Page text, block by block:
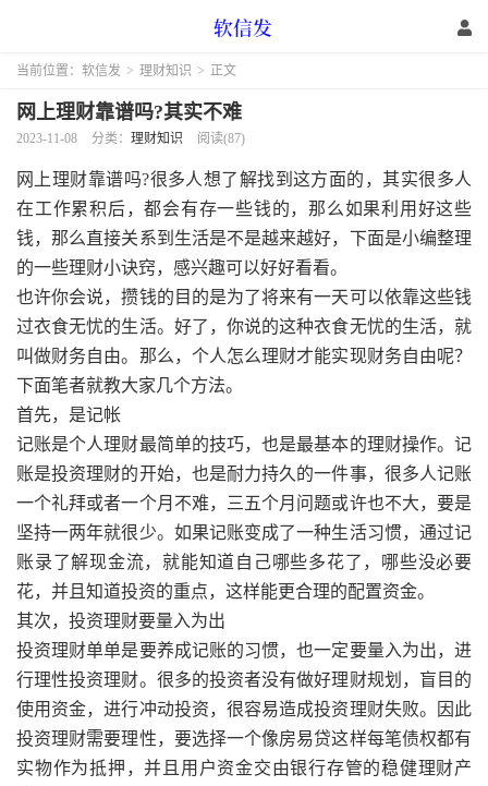
当前位置： 软信发 > 理财知识 > 正文
网上理财靠谱吗?其实不难
2023-11-08 分类： 理财知识 阅读(87)
网上理财靠谱吗?很多人想了解找到这方面的，其实很多人
在工作累积后，都会有存一些钱的，那么如果利用好这些
钱，那么直接关系到生活是不是越来越好，下面是小编整理
的一些理财小诀窍，感兴趣可以好好看看。
也许你会说，攒钱的目的是为了将来有一天可以依靠这些钱
过衣食无忧的生活。好了，你说的这种衣食无忧的生活，就
叫做财务自由。那么，个人怎么理财才能实现财务自由呢？
下面笔者就教大家几个方法。
首先，是记帐
记账是个人理财最简单的技巧，也是最基本的理财操作。记
账是投资理财的开始，也是耐力持久的一件事，很多人记账
一个礼拜或者一个月不难，三五个月问题或许也不大，要是
坚持一两年就很少。如果记账变成了一种生活习惯，通过记
账录了解现金流，就能知道自己哪些多花了，哪些没必要
花，并且知道投资的重点，这样能更合理的配置资金。
其次，投资理财要量入为出
投资理财单单是要养成记账的习惯，也一定要量入为出，进
行理性投资理财。很多的投资者没有做好理财规划，盲目的
使用资金，进行冲动投资，很容易造成投资理财失败。因此
投资理财需要理性，要选择一个像房易贷这样每笔债权都有
实物作为抵押，并且用户资金交由银行存管的稳健理财产